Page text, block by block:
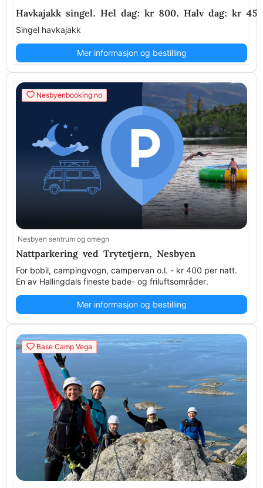
Havkajakk singel. Hel dag: kr 800. Halv dag: kr
Singel havkajakk
Mer informasjon og bestilling
Nesbyenbooking.no
Nesbyen sentrum og omegn
Nattparkering ved Trytetjern, Nesbyen
For bobil, campingvogn, campervan o.l. - kr 400 per natt.
En av Hallingdals fineste bade- og friluftsområder.
Mer informasjon og bestilling
Base Camp Vega